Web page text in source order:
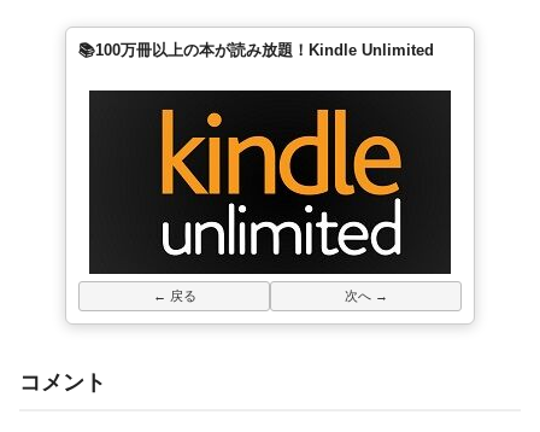
📚100万冊以上の本が読み放題！Kindle Unlimited
← 戻る 次へ →
コメント